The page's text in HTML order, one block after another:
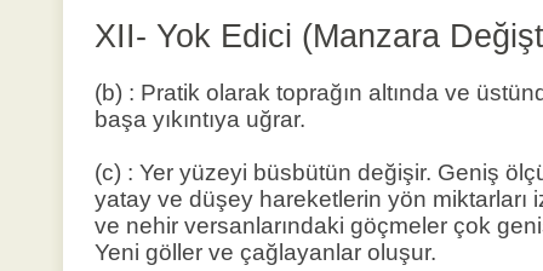
XII- Yok Edici (Manzara
(b) : Pratik olarak toprağın altında ve
başa yıkıntıya uğrar.
(c) : Yer yüzeyi büsbütün değişir. Geniş
yatay ve düşey hareketlerin yön miktarları
ve nehir versanlarındaki göçmeler çok
Yeni göller ve çağlayanlar oluşur.